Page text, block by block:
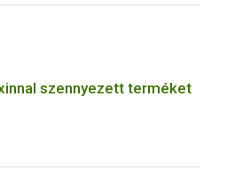
szennyezett terméket